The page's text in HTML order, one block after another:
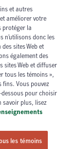
de la lettre
Vie Manufacturers
d’Assurance-Vie
670, STN Waterloo,
communiquer avec l’un des
agent d’assurance autorisé si
et autres
améliorer votre
protéger la
n’utilisons donc les
sites Web et
également des
sites Web et diffuser
tous les témoins »,
fins. Vous pouvez
dessous pour choisir
savoir plus, lisez
les témoins